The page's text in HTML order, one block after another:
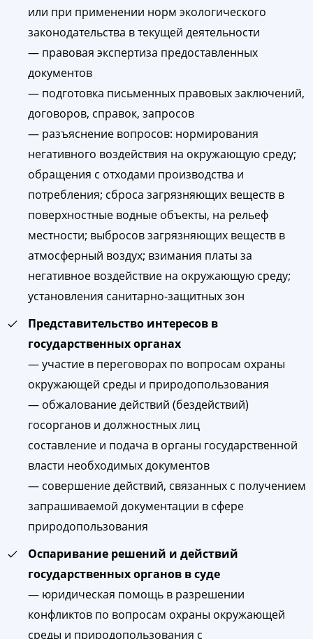
или при применении норм экологического
законодательства в текущей деятельности
— правовая экспертиза предоставленных
документов
— подготовка письменных правовых заключений,
договоров, справок, запросов
— разъяснение вопросов: нормирования
негативного воздействия на окружающую среду;
обращения с отходами производства и
потребления; сброса загрязняющих веществ в
поверхностные водные объекты, на рельеф
местности; выбросов загрязняющих веществ в
атмосферный воздух; взимания платы за
негативное воздействие на окружающую среду;
установления санитарно-защитных зон
Представительство интересов в
государственных органах
— участие в переговорах по вопросам охраны
окружающей среды и природопользования
— обжалование действий (бездействий)
госорганов и должностных лиц
составление и подача в органы государственной
власти необходимых документов
— совершение действий, связанных с получением
запрашиваемой документации в сфере
природопользования
Оспаривание решений и действий
государственных органов в суде
— юридическая помощь в разрешении
конфликтов по вопросам охраны окружающей
среды и природопользования с